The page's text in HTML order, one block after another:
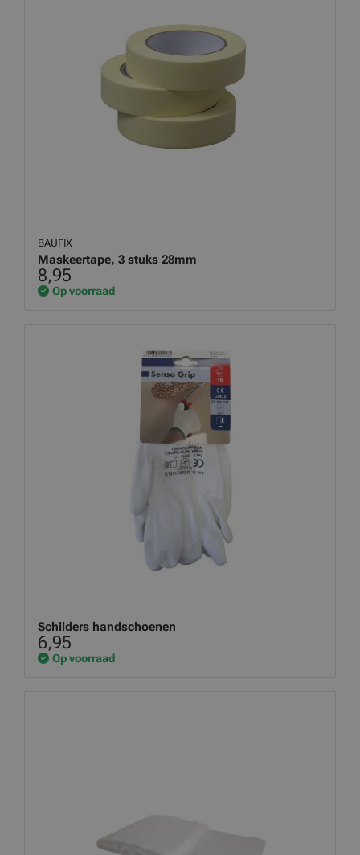
BAUFIX
Maskeertape, 3 stuks 28mm
8,95
Op voorraad
Schilders handschoenen
6,95
Op voorraad